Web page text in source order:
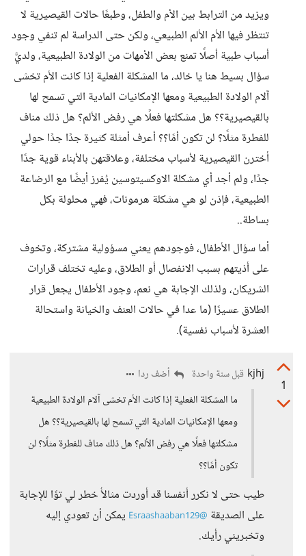
ويزيد من الترابط بين الأم والطفل، وطبعًا حالات القيصيرية لا
تنتظر فيها الأم الألم الطبيعي، ولكن حتى الدراسة لم تنفي وجود
أسباب طبية أصلًا تمنع بعض الأمهات من الولادة الطبيعية، ولديَّ
سؤال بسيط هنا يا خالد، ما المشكلة الفعلية إذا كانت الأم تخشى
آلام الولادة الطبيعية ومعها الإمكانيات المادية التي تسمح لها
بالقيصيرية؟؟ هل مشكلتها فعلًا هي رفض الألم؟ هل ذلك مناف
للفطرة مثلًا؟ لن تكون أمًا؟؟ أعرف أمثلة كثيرة جدًا جدًا حولي
أخترن القيصيرية لأسباب مختلفة، وعلاقتهن بالأبناء قوية جدًا
جدًا، ولم أجد أي مشكلة الاوكسيتوسين يُفرز أيضًا مع الرضاعة
الطبيعية، فإذن لو هي مشكلة هرمونات، فهي محلولة بكل
بساطة..
أما سؤال الأطفال، فوجودهم يعني مسؤولية مشتركة، وتخوف
على أذيتهم بسبب الانفصال أو الطلاق، وعليه تختلف قرارات
الشريكان، ولذلك الإجابة هي نعم، وجود الأطفال يجعل قرار
الطلاق عسيرًا (ما عدا في حالات العنف والخيانة واستحالة
العشرة لأسباب نفسية).
1
kjhj قبل سنة واحدة
أضف ردا
ما المشكلة الفعلية إذا كانت الأم تخشى آلام الولادة الطبيعية
ومعها الإمكانيات المادية التي تسمح لها بالقيصيرية؟؟ هل
مشكلتها فعلًا هي رفض الألم؟ هل ذلك مناف للفطرة مثلًا؟ لن
تكون أمًا؟؟
طيب حتى لا نكرر أنفسنا قد أوردت مثالأُ خطر لي توًا للإجابة
على الصديقة @Esraashaaban129
يمكن أن تعودي إليه
وتخبريني رأيك.